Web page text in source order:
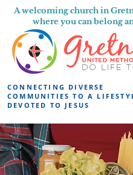
A welcoming church in
where you can belong
CONNECTING DIVERSE
COMMUNITIES TO A
DEVOTED TO JESUS